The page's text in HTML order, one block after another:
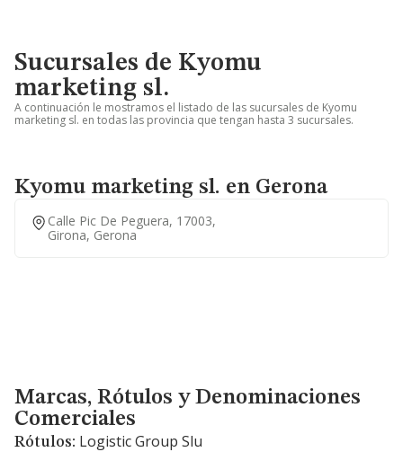
Sucursales de Kyomu
marketing sl.
A continuación le mostramos el listado de las sucursales de Kyomu
marketing sl. en todas las provincia que tengan hasta 3 sucursales.
Kyomu marketing sl. en Gerona
Calle Pic De Peguera, 17003,
Girona, Gerona
Marcas, Rótulos y Denominaciones Comerciales
Marcas, Rótulos y Denominaciones
Comerciales
Rótulos: Logistic Group Slu